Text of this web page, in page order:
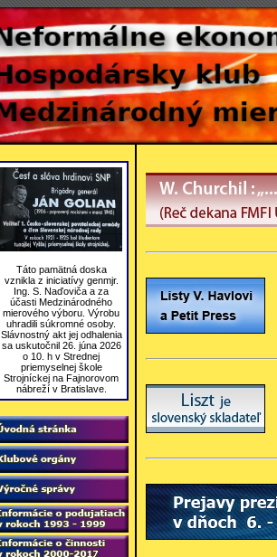
Táto pamätná doska
vznikla z iniciatívy genmjr.
Ing. S. Naďoviča a za
účasti Medzinárodného
mierového výboru. Výrobu
uhradili súkromné osoby.
Slávnostný akt jej odhalenia
sa uskutočnil 26. júna 2026
o 10. h v Strednej
priemyselnej škole
Strojníckej na Fajnorovom
nábreží v Bratislave.